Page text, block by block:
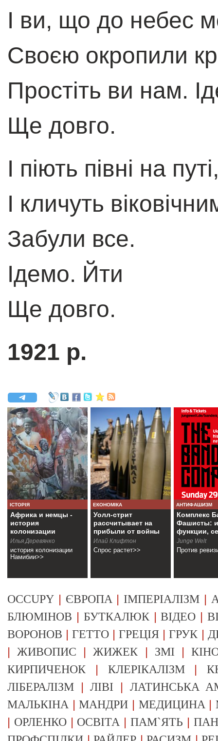
I ви, що до небес
Своєю окропили
Простiть ви нам.
Ще довго.
I пiють пiвнi на
I кличуть
Забули все.
Iдемо. Йти
Ще довго.
1921 р.
ІСТОРІЯ
Африка и немцы -
история
колонизации
Намибии
Илья Деревянко
история колонизации
Намибии>>
ЕКОНОМІКА
Уолл-стрит
рассчитывает на
прибыли от войны
Илай Клифтон
Спрос растет>>
АНТИФАШИЗМ
Комплекс
Фашисты:
функции,
Junge Welt
Против
OCCUPY | ЄВРОПА | ІМПЕРІАЛІЗМ |
БЛЮМІНОВ | БУТКАЛЮК|ВІДЕО |
ВОРОНОВ |ГЕТТО |ГРЕЦІЯ |ГРУК |
|ЖИВОПИС |ЖИЖЕК | ЗМІ |
КИРПИЧЕНОК | КЛЕРІКАЛІЗМ|
ЛІБЕРАЛІЗМ |ЛІВІ | ЛАТИНСЬКА
МАЛЬКІНА |МАНДРИ | МЕДИЦИНА |
| ОРЛЕНКО| ОСВІТА |ПАМ`ЯТЬ |